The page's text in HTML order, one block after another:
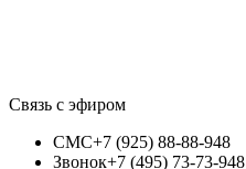
Связь с эфиром
СМС+7 (925) 88-88-948
Звонок+7 (495) 73-73-948